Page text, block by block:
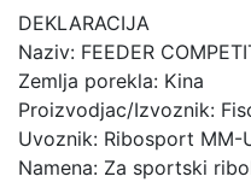
DEKLARACIJA
Naziv: FEEDER
Zemlja porekla: Kina
Proizvodjac/Izvoznik:
Uvoznik: Ribosport MM-
Namena: Za sportski